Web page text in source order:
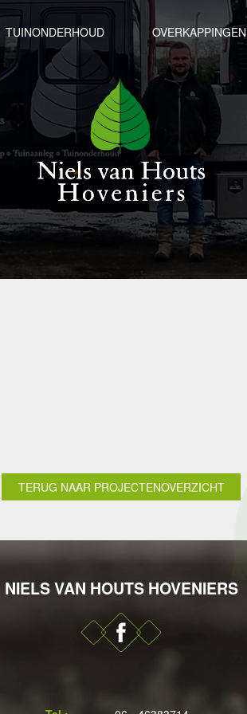
TUINONDERHOUD OVERKAPPINGEN
TERUG NAAR PROJECTENOVERZICHT
NIELS VAN HOUTS HOVENIERS